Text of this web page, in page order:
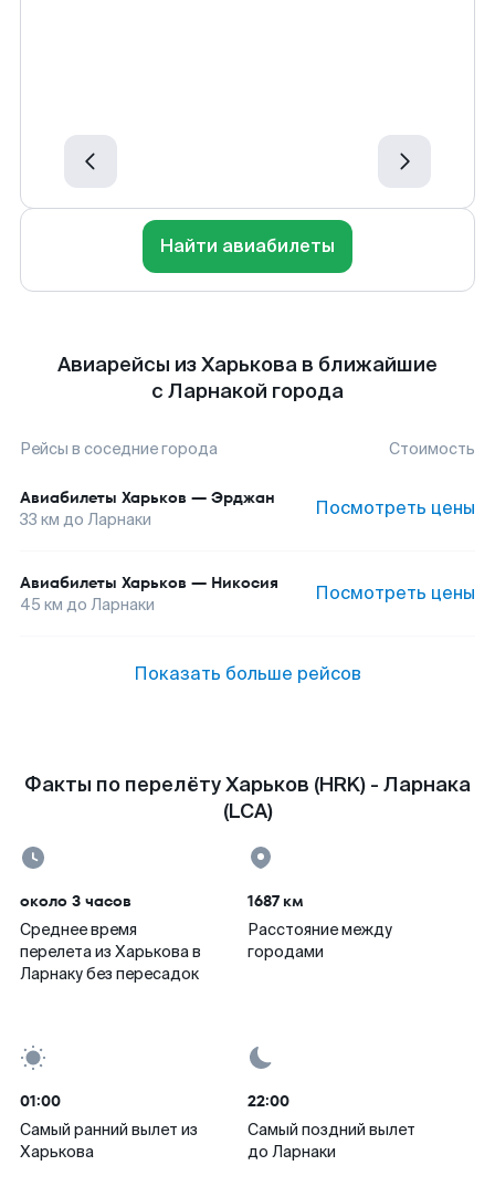
Найти авиабилеты
Авиарейсы из Харькова в ближайшие
с Ларнакой города
Рейсы в соседние города Стоимость
Авиабилеты Харьков — Эрджан
33 км до Ларнаки Посмотреть цены
Авиабилеты Харьков — Никосия
45 км до Ларнаки Посмотреть цены
Показать больше рейсов
Факты по перелёту Харьков (HRK) - Ларнака
(LCA)
около 3 часов
Среднее время
перелета из Харькова в
Ларнаку без пересадок
1687 км
Расстояние между
городами
01:00
Самый ранний вылет из
Харькова
22:00
Самый поздний вылет
до Ларнаки